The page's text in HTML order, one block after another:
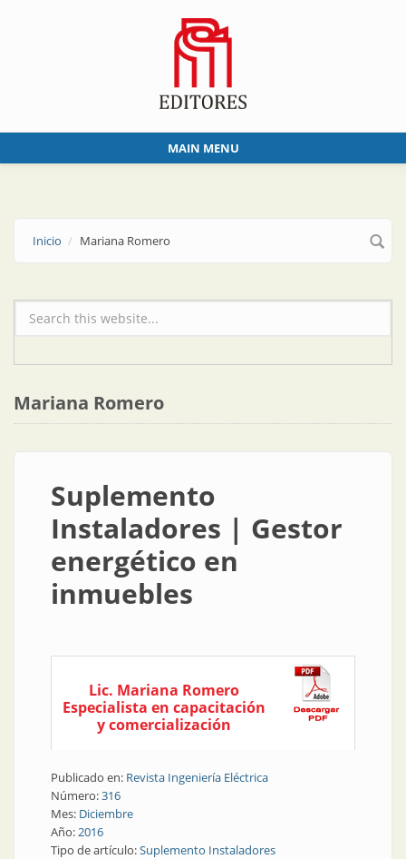
MAIN MENU
Inicio Mariana Romero
Formulario de búsqueda
Mariana Romero
Suplemento
Instaladores | Gestor
energético en
inmuebles
Lic. Mariana Romero
Especialista en capacitación
y comercialización
Publicado en: Revista Ingeniería Eléctrica
Número:316
Mes: Diciembre
Año:2016
Tipo de artículo:Suplemento Instaladores